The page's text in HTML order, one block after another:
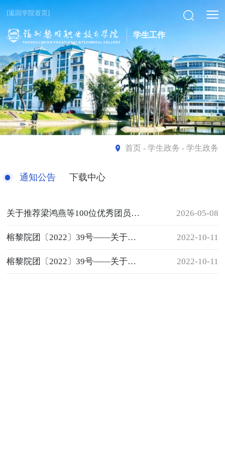
[返回学院首页]
学生工作
首页- 学生政务 - 学生政务
通知公告 下载中心
关于推荐梁鸿燕等100位优秀团员青年为入党积极分子的公示 2026-05-08
榕黎院团〔2022〕39号——关于举办第十七届校园十佳歌手大赛的通知 2022-10-11
榕黎院团〔2022〕39号——关于举办第十七届校园十佳歌手大赛的通知 2022-10-11